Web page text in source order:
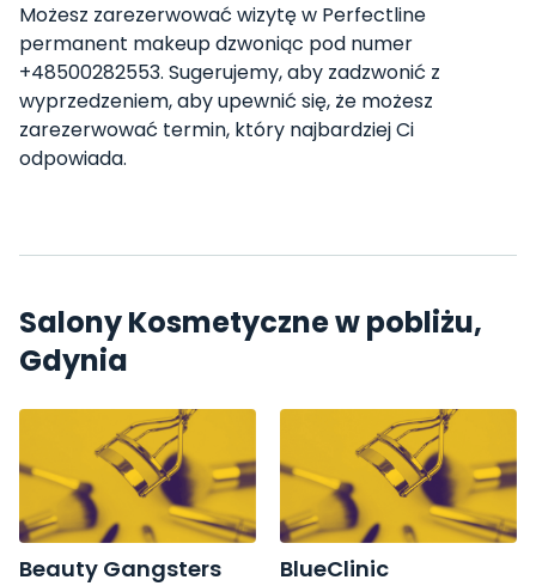
Możesz zarezerwować wizytę w Perfectline
permanent makeup dzwoniąc pod numer
+48500282553. Sugerujemy, aby zadzwonić z
wyprzedzeniem, aby upewnić się, że możesz
zarezerwować termin, który najbardziej Ci
odpowiada.
Salony Kosmetyczne w pobliżu,
Gdynia
Beauty Gangsters BlueClinic